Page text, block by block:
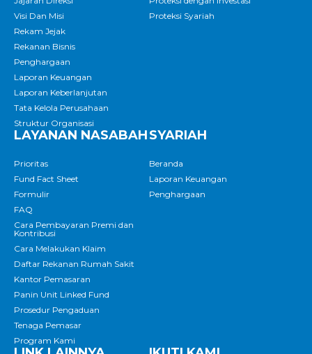
Visi Dan Misi
Rekam Jejak
Rekanan Bisnis
Penghargaan
Laporan Keuangan
Laporan Keberlanjutan
Tata Kelola Perusahaan
Struktur Organisasi
Proteksi Syariah
LAYANAN NASABAH
Prioritas
Fund Fact Sheet
Formulir
FAQ
Cara Pembayaran Premi dan
Kontribusi
Cara Melakukan Klaim
Daftar Rekanan Rumah Sakit
Kantor Pemasaran
Panin Unit Linked Fund
Prosedur Pengaduan
Tenaga Pemasar
Program Kami
SYARIAH
Beranda
Laporan Keuangan
Penghargaan